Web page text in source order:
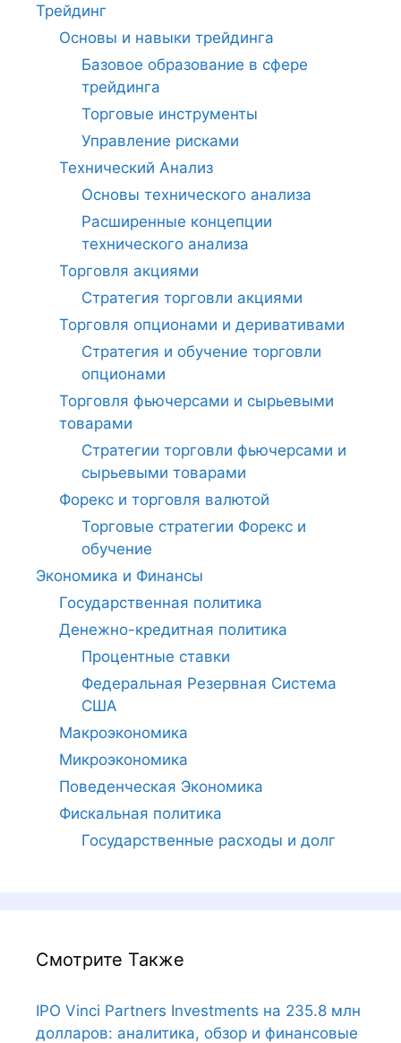
Трейдинг
Основы и навыки трейдинга
Базовое образование в сфере
трейдинга
Торговые инструменты
Управление рисками
Технический Анализ
Основы технического анализа
Расширенные концепции
технического анализа
Торговля акциями
Стратегия торговли акциями
Торговля опционами и деривативами
Стратегия и обучение торговли
опционами
Торговля фьючерсами и сырьевыми
товарами
Стратегии торговли фьючерсами и
сырьевыми товарами
Форекс и торговля валютой
Торговые стратегии Форекс и
обучение
Экономика и Финансы
Государственная политика
Денежно-кредитная политика
Процентные ставки
Федеральная Резервная Система
США
Макроэкономика
Микроэкономика
Поведенческая Экономика
Фискальная политика
Государственные расходы и долг
Смотрите Также
IPO Vinci Partners Investments на 235.8 млн
долларов: аналитика, обзор и финансовые